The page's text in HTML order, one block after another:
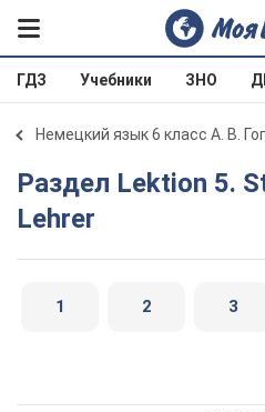
ГДЗ Учебники ЗНО
Немецкий язык 6 класс А. В.
Раздел Lektion 5. Stunde: Unsere
Lehrer
1 2 3